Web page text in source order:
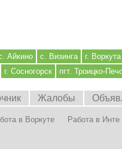
Айкино с. Визинга
г. Воркута
г. Сосногорск пгт. Троицко-
Жалобы
в Воркуте Работа в Инте